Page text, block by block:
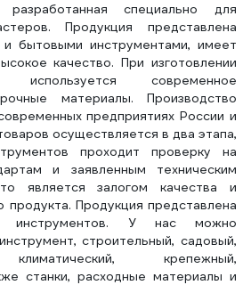
разработанная специально для
Продукция представлена
бытовыми инструментами, имеет
качество. При изготовлении
современное
материалы. Производство
предприятиях России и
осуществляется в два этапа,
проходит проверку на
и заявленным техническим
является залогом качества и
продукта. Продукция представлена
инструментов. У нас можно
строительный, садовый,
климатический, крепежный,
станки, расходные материалы и